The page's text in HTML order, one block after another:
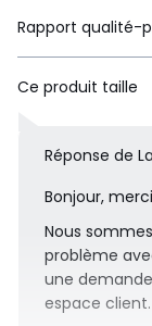
Rapport qualité-
Ce produit taille
Réponse de
Bonjour,
Nous
problème
une
espace client.